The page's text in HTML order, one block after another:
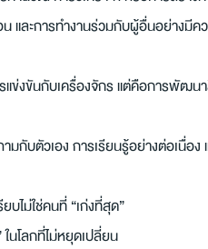
และการทำงานร่วมกับผู้อื่นอย่างมีค
รแข่งขันกับเครื่องจักร แต่คือการพัฒน
มกับตัวเอง การเรียนรู้อย่างต่อเนื่อง
บไม่ใช่คนที่ “เก่งที่สุด”
นโลกที่ไม่หยุดเปลี่ยน